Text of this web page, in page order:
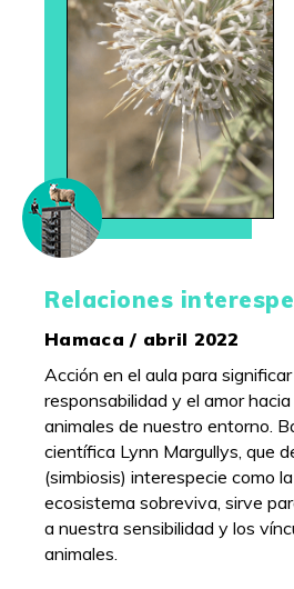
Relaciones
Hamaca / abril 2022
Acción en el aula para
responsabilidad y el amor
animales de nuestro entorno.
científica Lynn Margullys, que
(simbiosis) interespecie como
ecosistema sobreviva, sirve
a nuestra sensibilidad y los
animales.